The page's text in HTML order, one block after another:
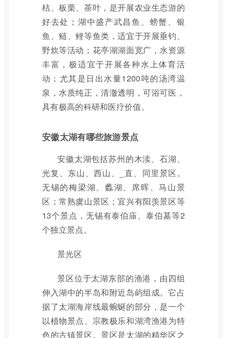
桔、板栗、茶叶，是开展农业生态游的
好去处；湖中盛产武昌鱼、螃蟹、银
鱼、鲢、鲤等鱼类，适宜于开展垂钓、
野炊等活动；花亭湖湖面宽广，水资源
丰富，极适宜于开展各种水上体育活
动；尤其是日出水量1200吨的汤湾温
泉，水质纯正，清澈透明，可浴可医，
具有极高的科研和医疗价值。
安徽太湖有哪些旅游景点
安徽太湖包括苏州的木渎、石湖、
光复、东山、西山、_直、同里景区。
无锡的梅梁湖、蠡湖、席晖、马山景
区；常熟虞山景区；宜兴有阳羡景区等
13个景点，无锡有泰伯庙、泰伯墓等2
个独立景点。
景光区
景区位于太湖东部的渔港，由四组
伸入湖中的半岛和附近岛屿组成。它占
据了太湖海岸线最蜿蜒的部分，是一个
以植物景点、宗教极乐和湖湾渔港为特
色的古镇景区。景区是太湖的精华区之